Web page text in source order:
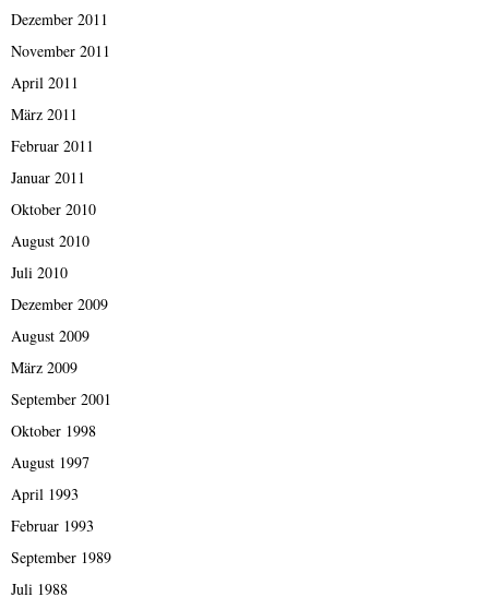
Dezember 2011
November 2011
April 2011
März 2011
Februar 2011
Januar 2011
Oktober 2010
August 2010
Juli 2010
Dezember 2009
August 2009
März 2009
September 2001
Oktober 1998
August 1997
April 1993
Februar 1993
September 1989
Juli 1988